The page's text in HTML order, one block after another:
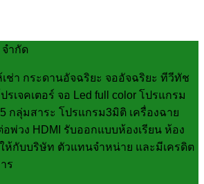
ำกัด
ช่า กระดานอัจฉริยะ จออัจฉริยะ ทีวีทัช
เจคเตอร์ จอ Led full color โปรแกรม
กลุ่มสาระ โปรแกรม3มิติ เครื่องฉาย
วง HDMI รับออกแบบห้องเรียน ห้อง
ห้กับบริษัท ตัวแทนจำหน่าย และมีเครดิต
ร